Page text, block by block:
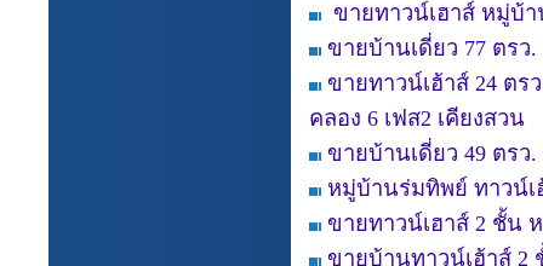
ขายทาวน์เฮาส์ หมู่บ้
ขายบ้านเดี่ยว 77 ตร
ขายทาวน์เฮ้าส์ 24 ตร
คลอง 6 เฟส2 เคียงสวน
ขายบ้านเดี่ยว 49 ตร
หมู่บ้านร่มทิพย์ ทาวน์
ขายทาวน์เฮาส์ 2 ชั้น
ขายบ้านทาวน์เฮ้าส์